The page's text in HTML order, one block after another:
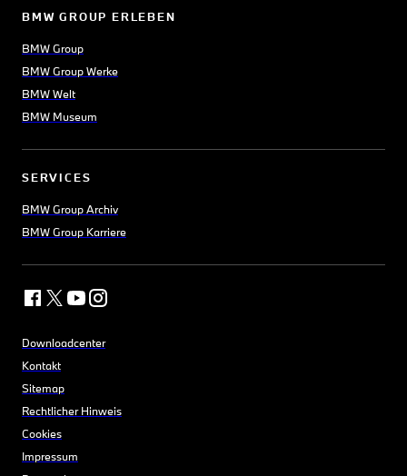
BMW GROUP ERLEBEN
BMW Group
BMW Group Werke
BMW Welt
BMW Museum
SERVICES
BMW Group Archiv
BMW Group Karriere
Downloadcenter
Kontakt
Sitemap
Rechtlicher Hinweis
Cookies
Impressum